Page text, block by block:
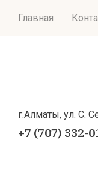
Главная
г.Алматы, ул. С.
+7 (707) 332-